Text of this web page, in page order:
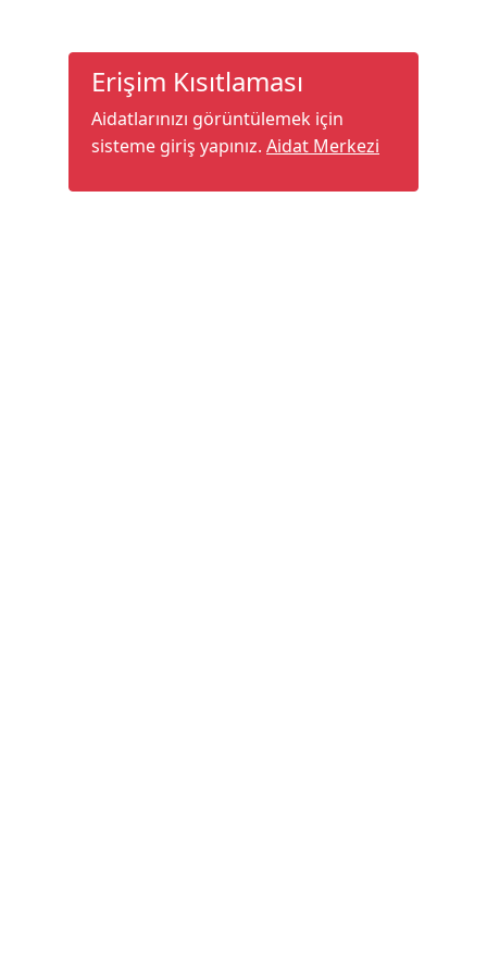
Erişim Kısıtlaması
Aidatlarınızı görüntülemek için
sisteme giriş yapınız. Aidat Merkezi